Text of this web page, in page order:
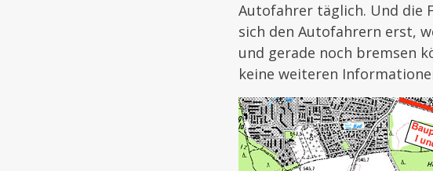
Autofahrer täglich. Und die
sich den Autofahrern erst,
und gerade noch bremsen
keine weiteren